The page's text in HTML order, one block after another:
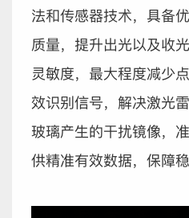
法和传感器技术， 具备
质量，提升出光以及收
灵敏度，最大程度减少
效识别信号，解决激光
玻璃产生的干扰镜像，
供精准有效数据，保障稳